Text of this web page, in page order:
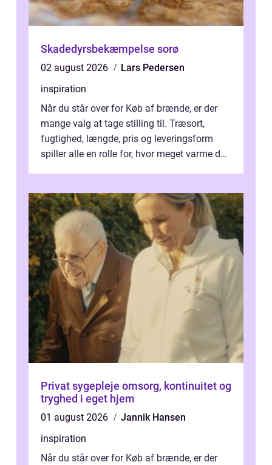
Skadedyrsbekæmpelse sorø
02 august 2026
Lars Pedersen
inspiration
Når du står over for Køb af brænde, er der
mange valg at tage stilling til. Træsort,
fugtighed, længde, pris og leveringsform
spiller alle en rolle for, hvor meget varme du
Privat sygepleje omsorg, kontinuitet og
tryghed i eget hjem
01 august 2026
Jannik Hansen
inspiration
Når du står over for Køb af brænde, er der